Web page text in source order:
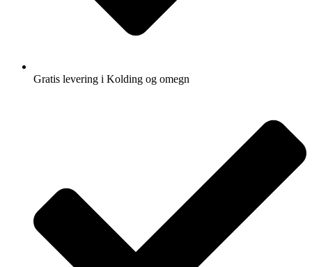
Gratis levering i Kolding og omegn